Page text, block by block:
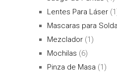
Lentes Para Láser
Mascaras para
Mezclador (1)
Mochilas (6)
Pinza de Masa (1)